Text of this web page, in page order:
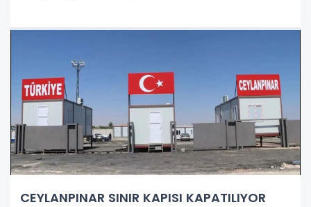
CEYLANPINAR SINIR KAPISI KAPATILIYOR